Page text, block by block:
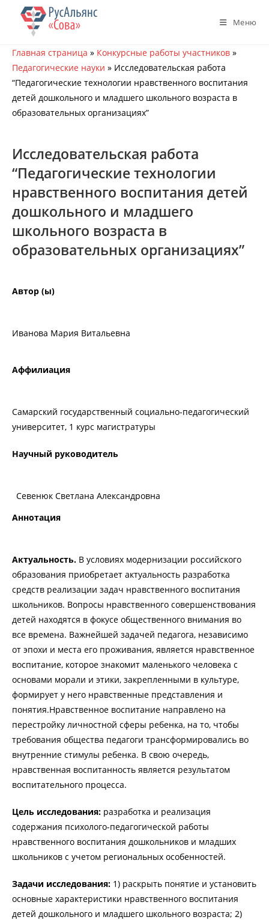
Перейти
содержимому
Меню
Главная страница » Конкурсные работы участников »
Педагогические науки » Исследовательская работа
“Педагогические технологии нравственного воспитания
детей дошкольного и младшего школьного возраста в
образовательных организациях”
Исследовательская работа
“Педагогические технологии
нравственного воспитания детей
дошкольного и младшего
школьного возраста в
образовательных организациях”
Автор (ы)
Иванова Мария Витальевна
Аффилиация
Самарский государственный социально-педагогический
университет, 1 курс магистратуры
Научный руководитель
Севенюк Светлана Александровна
Аннотация
Актуальность. В условиях модернизации российского
образования приобретает актуальность разработка
средств реализации задач нравственного воспитания
школьников. Вопросы нравственного совершенствования
детей находятся в фокусе общественного внимания во
все времена. Важнейшей задачей педагога, независимо
от эпохи и места его проживания, является нравственное
воспитание, которое знакомит маленького человека с
основами морали и этики, закрепленными в культуре,
формирует у него нравственные представления и
понятия.Нравственное воспитание направлено на
перестройку личностной сферы ребенка, на то, чтобы
требования общества педагоги трансформировались во
внутренние стимулы ребенка. В свою очередь,
нравственная воспитанность является результатом
воспитательного процесса.
Цель исследования: разработка и реализация
содержания психолого-педагогической работы
нравственного воспитания дошкольников и младших
школьников с учетом региональных особенностей.
Задачи исследования: 1) раскрыть понятие и установить
основные характеристики нравственного воспитания
детей дошкольного и младшего школьного возраста; 2)